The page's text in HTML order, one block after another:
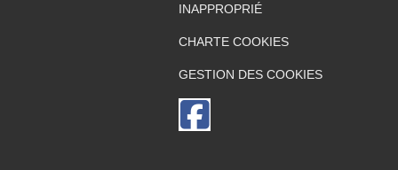
INAPPROPRIÉ
CHARTE COOKIES
GESTION DES COOKIES